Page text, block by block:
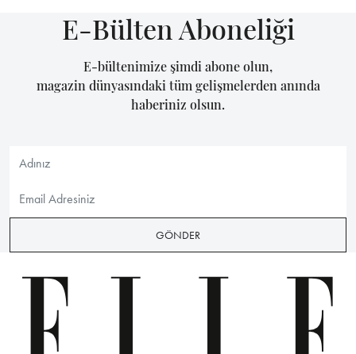
E-Bülten Aboneliği
E-bültenimize şimdi abone olun,
magazin dünyasındaki tüm gelişmelerden anında
haberiniz olsun.
GÖNDER